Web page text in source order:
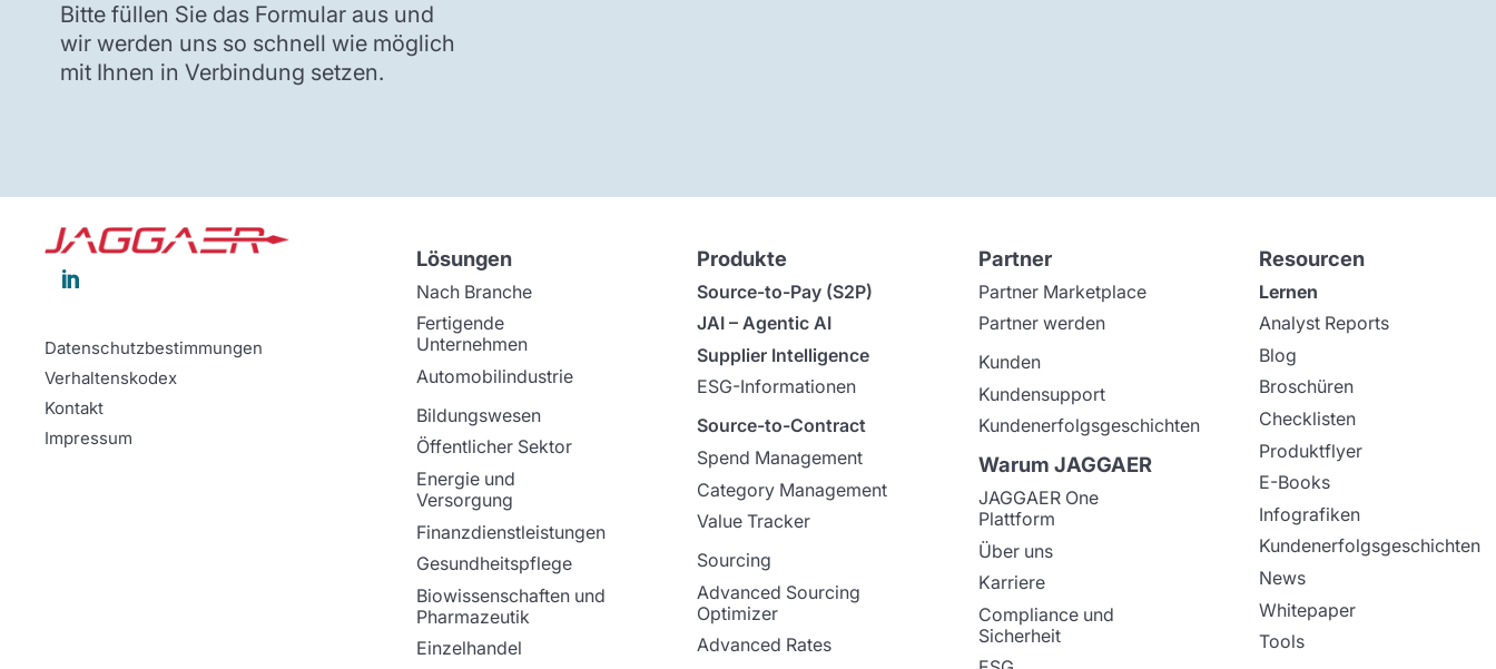
Bitte füllen Sie das Formular aus und
wir werden uns so schnell wie möglich
mit Ihnen in Verbindung setzen.

Datenschutzbestimmungen
Verhaltenskodex
Kontakt
Impressum
Lösungen
Nach Branche
Fertigende
Unternehmen
Automobilindustrie
Bildungswesen
Öffentlicher Sektor
Energie und
Versorgung
Finanzdienstleistungen
Gesundheitspflege
Biowissenschaften und
Pharmazeutik
Einzelhandel
Produkte
Source-to-Pay (S2P)
JAI – Agentic AI
Supplier Intelligence
ESG-Informationen
Source-to-Contract
Spend Management
Category Management
Value Tracker
Sourcing
Advanced Sourcing
Optimizer
Advanced Rates
Partner
Partner Marketplace
Partner werden
Kunden
Kundensupport
Kundenerfolgsgeschichten
Warum JAGGAER
JAGGAER One
Plattform
Über uns
Karriere
Compliance und
Sicherheit
Resourcen
Lernen
Analyst Reports
Blog
Broschüren
Checklisten
Produktflyer
E-Books
Infografiken
Kundenerfolgsgeschichten
News
Whitepaper
Tools